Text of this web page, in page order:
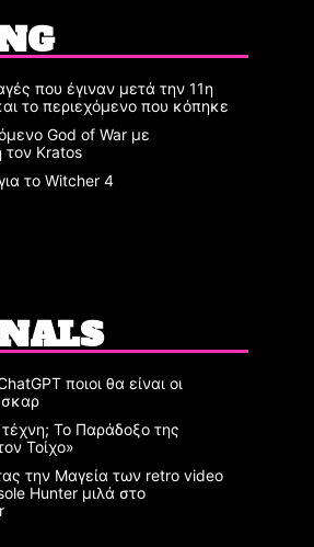
που έγιναν μετά την 11η
το περιεχόμενο που κόπηκε
God of War με
τον Kratos
το Witcher 4
ποιοι θα είναι οι
Το Παράδοξο της
Τοίχο»
την Μαγεία των retro video
Hunter μιλά στο